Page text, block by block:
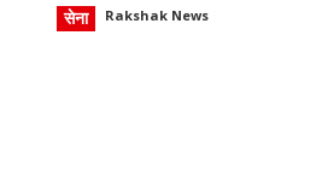
सेना Rakshak News